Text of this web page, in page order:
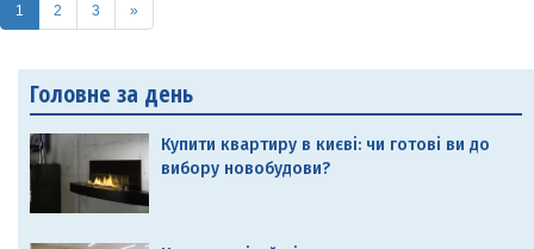
1 (current)
2 3 »
Головне за день
Купити квартиру в києві: чи готові ви до
вибору новобудови?